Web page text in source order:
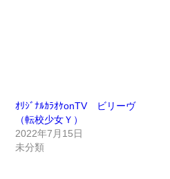
ｵﾘｼﾞﾅﾙｶﾗｵｹonTV ビリーヴ
（転校少女Ｙ）
2022年7月15日
未分類